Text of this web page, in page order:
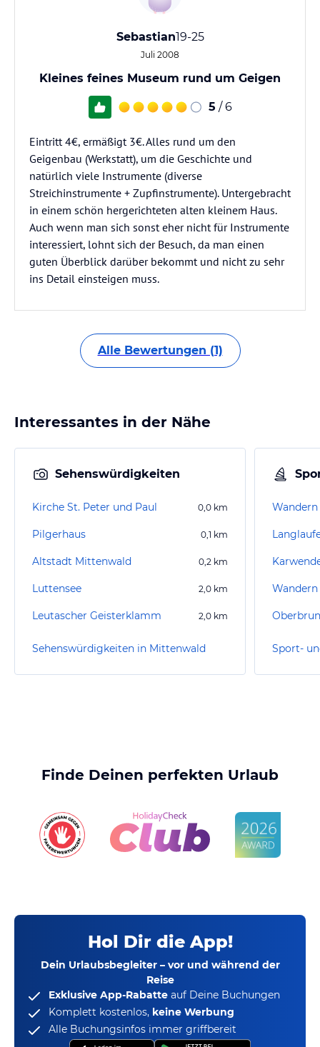
Sebastian19-25
Juli 2008
Kleines feines Museum rund um Geigen
5 / 6
Eintritt 4€, ermäßigt 3€. Alles rund um den
Geigenbau (Werkstatt), um die Geschichte und
natürlich viele Instrumente (diverse
Streichinstrumente + Zupfinstrumente). Untergebracht
in einem schön hergerichteten alten kleinem Haus.
Auch wenn man sich sonst eher nicht für Instrumente
interessiert, lohnt sich der Besuch, da man einen
guten Überblick darüber bekommt und nicht zu sehr
ins Detail einsteigen muss.
Alle Bewertungen (1)
Interessantes in der Nähe
Sehenswürdigkeiten
Kirche St. Peter und Paul 0,0 km
Pilgerhaus 0,1 km
Altstadt Mittenwald 0,2 km
Luttensee 2,0 km
Leutascher Geisterklamm 2,0 km
Sehenswürdigkeiten in Mittenwald
Finde Deinen perfekten Urlaub
Hol Dir die App!
Dein Urlaubsbegleiter – vor und während der
Reise
Exklusive App-Rabatte auf Deine Buchungen
Komplett kostenlos, keine Werbung
Alle Buchungsinfos immer griffbereit